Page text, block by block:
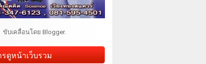
ขับเคลื่อนโดย Blogger.
ดูหน้าเว็บรวม